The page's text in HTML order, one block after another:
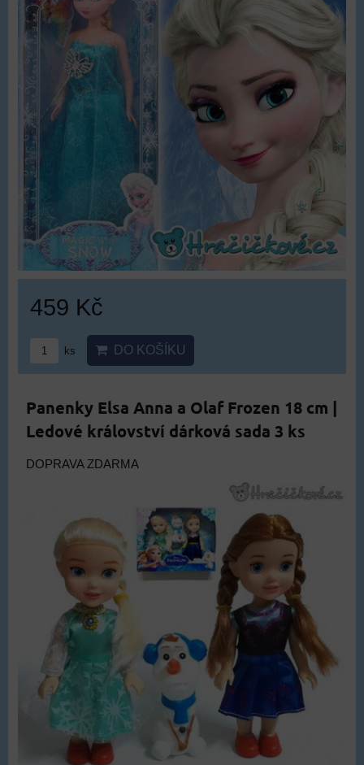
459 Kč
ks DO KOŠÍKU
Panenky Elsa Anna a Olaf Frozen 18 cm |
Ledové království dárková sada 3 ks
DOPRAVA ZDARMA